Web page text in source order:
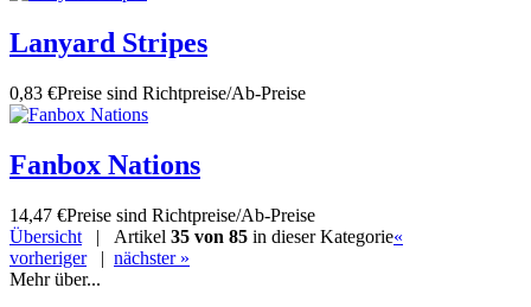
Lanyard Stripes
0,83 €Preise sind Richtpreise/Ab-Preise
Fanbox Nations
14,47 €Preise sind Richtpreise/Ab-Preise
Übersicht | Artikel 35 von 85 in dieser Kategorie«
vorheriger| nächster »
Mehr über...